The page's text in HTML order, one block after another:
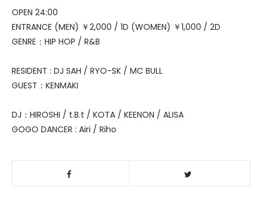
OPEN 24:00
ENTRANCE (MEN) ￥2,000 / 1D (WOMEN) ￥1,000 / 2D
GENRE：HIP HOP / R&B
RESIDENT : DJ SAH / RYO-SK / MC BULL
GUEST：KENMAKI
DJ：HIROSHI / t.B.t / KOTA / KEENON / ALISA
GOGO DANCER : Airi / Riho